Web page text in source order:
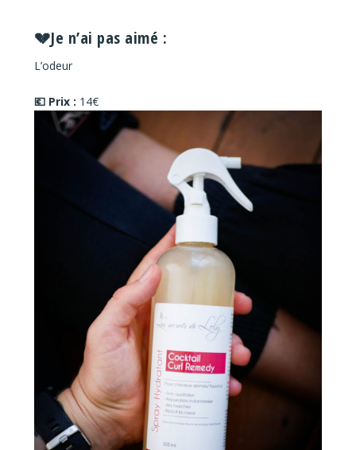
💔Je n’ai pas aimé :
L’odeur
💶 Prix : 14€